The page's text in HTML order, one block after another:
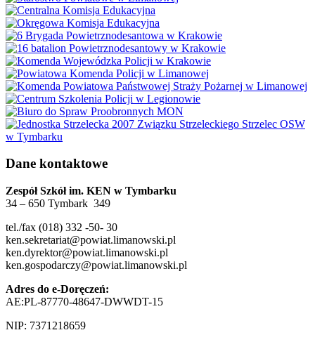
Dane kontaktowe
Zespół Szkół im. KEN w Tymbarku
34 – 650 Tymbark 349
tel./fax (018) 332 -50- 30
ken.sekretariat@powiat.limanowski.pl
ken.dyrektor@powiat.limanowski.pl
ken.gospodarczy@powiat.limanowski.pl
Adres do e-Doręczeń:
AE:PL-87770-48647-DWWDT-15
NIP: 7371218659